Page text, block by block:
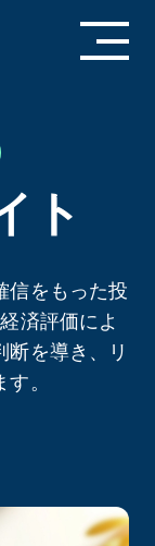
ト
信をもった投
済評価によ
断を導き、リ
。